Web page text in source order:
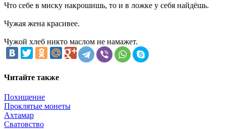
Что себе в миску накрошишь, то и в ложке у себя найдёшь.
Чужая жена красивее.
Чужой хлеб никто маслом не намажет.
Читайте также
Похищение
Проклятые монеты
Ахтамар
Сватовство